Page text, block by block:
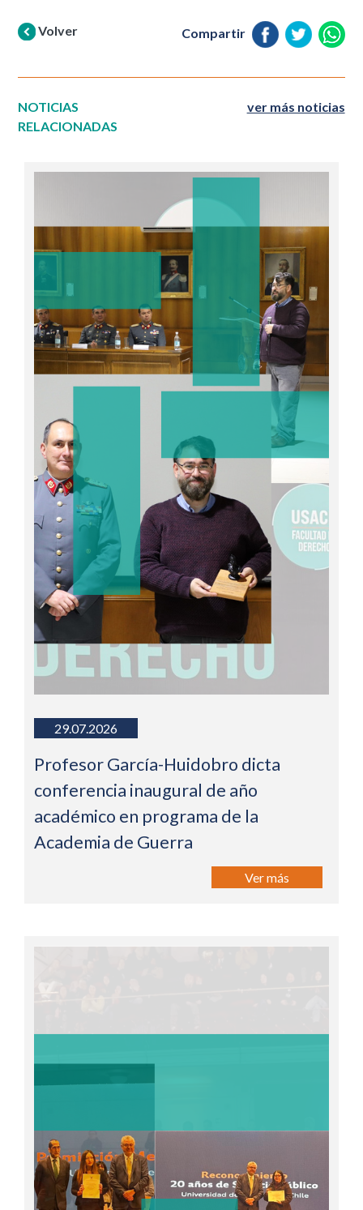
Volver Compartir
NOTICIAS
RELACIONADAS
ver más noticias
29.07.2026
Profesor García-Huidobro dicta
conferencia inaugural de año
académico en programa de la
Academia de Guerra
Ver más